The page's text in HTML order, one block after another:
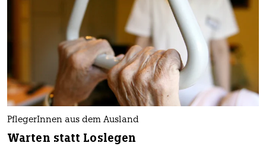
PflegerInnen aus dem Ausland
Warten statt Loslegen